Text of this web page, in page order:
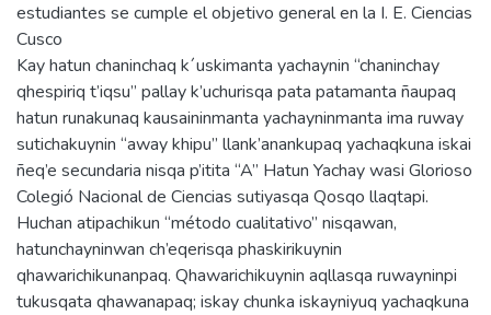
estudiantes se cumple el objetivo general en la I. E. Ciencias
Cusco
Kay hatun chaninchaq k´uskimanta yachaynin “chaninchay
qhespiriq t’iqsu” pallay k’uchurisqa pata patamanta ñaupaq
hatun runakunaq kausaininmanta yachayninmanta ima ruway
sutichakuynin “away khipu” llank’anankupaq yachaqkuna iskai
ñeq’e secundaria nisqa p’itita “A” Hatun Yachay wasi Glorioso
Colegió Nacional de Ciencias sutiyasqa Qosqo llaqtapi.
Huchan atipachikun “método cualitativo” nisqawan,
hatunchayninwan ch’eqerisqa phaskirikuynin
qhawarichikunanpaq. Qhawarichikuynin aqllasqa ruwayninpi
tukusqata qhawanapaq; iskay chunka iskayniyuq yachaqkuna